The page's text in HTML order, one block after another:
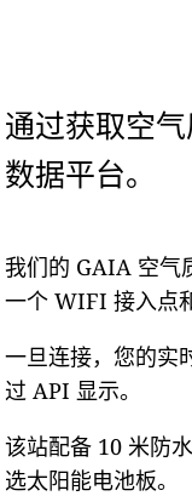
通过获取空
数据平台。
我们的 GAIA 空气
一个 WIFI 接入点
一旦连接，您的实
过 API 显示。
该站配备 10 米防
选太阳能电池板。